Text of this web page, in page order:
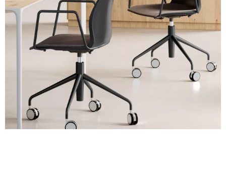
Coque en polypropylène unicolore (images et
références des couleurs indicatives)
Turquoise
NCS S 4010-B50G